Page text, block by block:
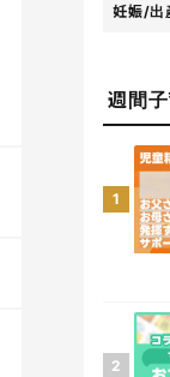
妊娠/出
週間
1
2